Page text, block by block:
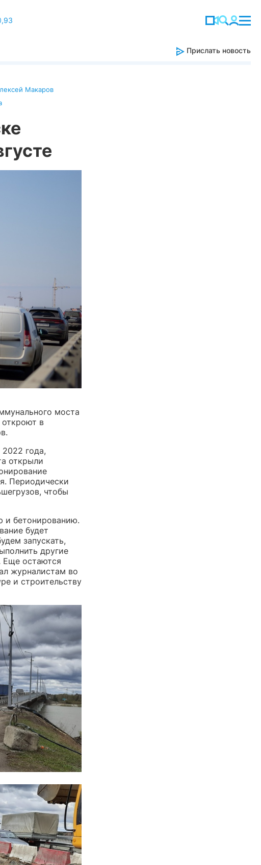
Прислать новость
Макаров
моста
откроют в
года,
открыли
Периодически
чтобы
и бетонированию.
будет
запускать,
другие
Еще остаются
журналистам во
и строительству